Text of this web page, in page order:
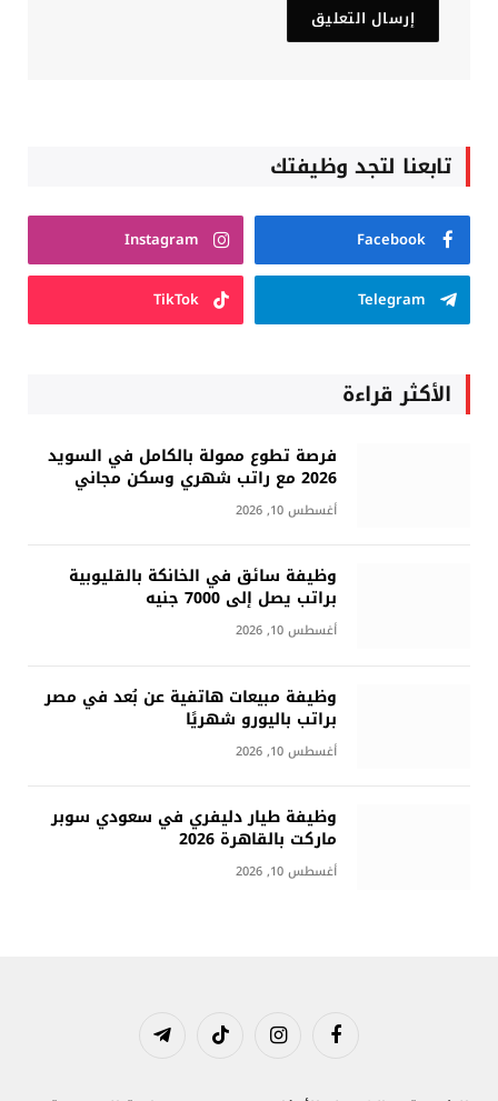
تابعنا لتجد وظيفتك
Facebook
Instagram
Telegram
TikTok
الأكثر قراءة
فرصة تطوع ممولة بالكامل في السويد
2026 مع راتب شهري وسكن مجاني
أغسطس 10, 2026
وظيفة سائق في الخانكة بالقليوبية
براتب يصل إلى 7000 جنيه
أغسطس 10, 2026
وظيفة مبيعات هاتفية عن بُعد في مصر
براتب باليورو شهريًا
أغسطس 10, 2026
وظيفة طيار دليفري في سعودي سوبر
ماركت بالقاهرة 2026
أغسطس 10, 2026
فيسبوك الانستغرامتيكتوك تيلقرام